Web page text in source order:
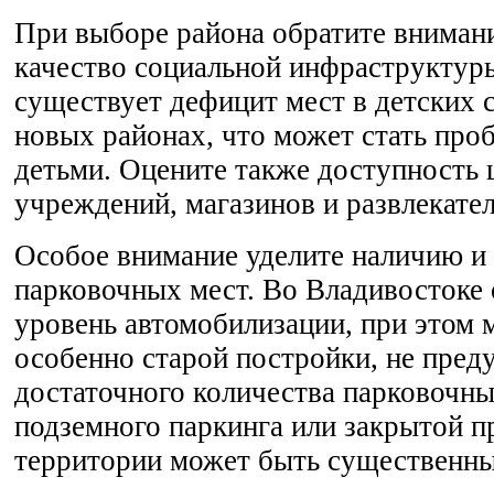
При выборе района обратите
качество социальной
существует дефицит мест в детских
новых районах, что может стать
детьми. Оцените также
учреждений, магазинов и
Особое внимание уделите наличию и
парковочных мест. Во Владивостоке
уровень автомобилизации, при этом
особенно старой постройки, не
достаточного количества
подземного паркинга или закрытой
территории может быть